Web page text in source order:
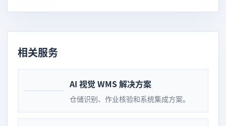
相关服务
AI 视觉 WMS 解决方案
仓储识别、作业核验和系统集成方案。